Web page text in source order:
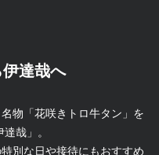
達哉へ
物「花咲きトロ牛タン」を
哉」。
別な日や接待にもおすすめ